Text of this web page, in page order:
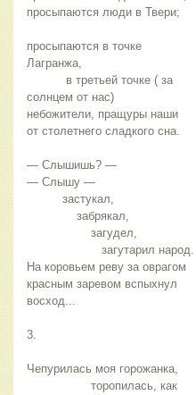
просыпаются люди в Твери;
просыпаются в точке
Лагранжа,
солнцем от нас)
небожители, пращуры наши
от столетнего сладкого сна.
— Слышишь? —
— Слышу —
          застукал,
              забрякал,
                  загудел,
                     загутарил народ.
На коровьем реву за оврагом
красным заревом вспыхнул
восход...
3.
Чепурилась моя горожанка,